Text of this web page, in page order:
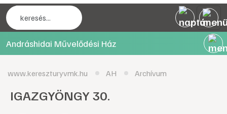
Andráshidai Művelődési Ház
www.kereszturyvmk.hu AH Archívum
IGAZGYÖNGY 30.